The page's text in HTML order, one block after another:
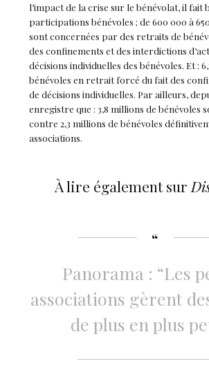
l’impact de la crise sur le bénévolat, il fait
participations bénévoles ; de 600 000 à
sont concernées par des retraits de
des confinements et des interdictions
décisions individuelles des bénévoles. Et :
bénévoles en retrait forcé du fait des
de décisions individuelles. Par ailleurs,
enregistre que : 3,8 millions de bénévoles
contre 2,3 millions de bénévoles
associations.
À lire également sur
Panorama : “Les
associations gèrent
de plus en plus